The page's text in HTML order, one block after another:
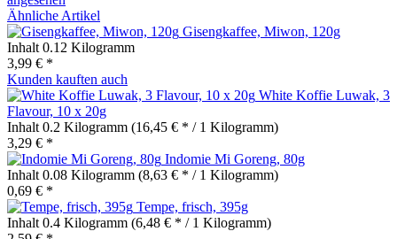
Ähnliche Artikel
Gisengkaffee, Miwon, 120g
Inhalt 0.12 Kilogramm
3,99 € *
Kunden kauften auch
White Koffie Luwak, 3
Flavour, 10 x 20g
Inhalt 0.2 Kilogramm (16,45 € * / 1 Kilogramm)
3,29 € *
Indomie Mi Goreng, 80g
Inhalt 0.08 Kilogramm (8,63 € * / 1 Kilogramm)
0,69 € *
Tempe, frisch, 395g
Inhalt 0.4 Kilogramm (6,48 € * / 1 Kilogramm)